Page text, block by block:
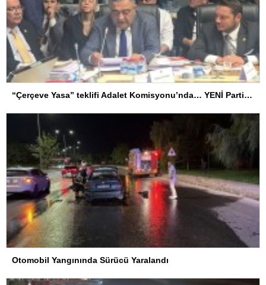
“Çerçeve Yasa” teklifi Adalet Komisyonu’nda… YENİ Partili Tanrıkulu: Bir insana ‘Silahını bırak, ülkene dön, siyasal ve toplumsal hayata katıl’ diyorsanız, o insan kapıdan içeri girdiğinde başına ne geleceğini bilmelidir
Otomobil Yangınında Sürücü Yaralandı